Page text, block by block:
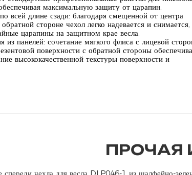
максимальную защиту от царапин.
всей длине сзади: благодаря смещенной от центра
стороне чехол легко надевается и снимается,
царапины на защитном крае весла.
из панелей: сочетание мягкого флиса с лицевой
поверхности с обратной стороны
высококачественной текстуры поверхности и